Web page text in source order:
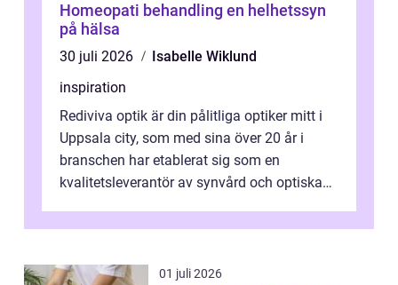
Homeopati behandling en helhetssyn
på hälsa
30 juli 2026
Isabelle Wiklund
inspiration
Rediviva optik är din pålitliga optiker mitt i
Uppsala city, som med sina över 20 år i
branschen har etablerat sig som en
kvalitetsleverantör av synvård och optiska
01 juli 2026